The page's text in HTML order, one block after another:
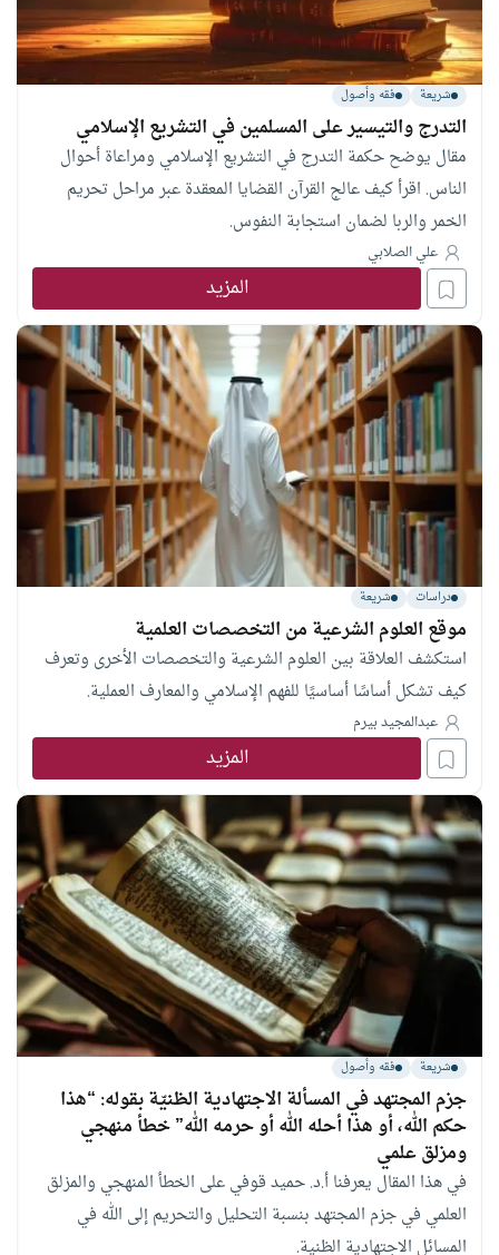
شريعة فقه وأصول
التدرج والتيسير على المسلمين في التشريع الإسلامي
مقال يوضح حكمة التدرج في التشريع الإسلامي ومراعاة أحوال
الناس. اقرأ كيف عالج القرآن القضايا المعقدة عبر مراحل تحريم
الخمر والربا لضمان استجابة النفوس.
علي الصلابي
المزيد
دراسات شريعة
موقع العلوم الشرعية من التخصصات العلمية
استكشف العلاقة بين العلوم الشرعية والتخصصات الأخرى وتعرف
كيف تشكل أساسًا أساسيًا للفهم الإسلامي والمعارف العملية.
عبدالمجيد بيرم
المزيد
شريعة فقه وأصول
جزم المجتهد في المسألة الاجتهادية الظنيّة بقوله: “هذا
حكم الله، أو هذا أحله الله أو حرمه الله” خطأ منهجي
ومزلق علمي
في هذا المقال يعرفنا أ.د. حميد قوفي على الخطأ المنهجي والمزلق
العلمي في جزم المجتهد بنسبة التحليل والتحريم إلى الله في
المسائل الاجتهادية الظنية.